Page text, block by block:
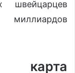
швейцарцев
карта